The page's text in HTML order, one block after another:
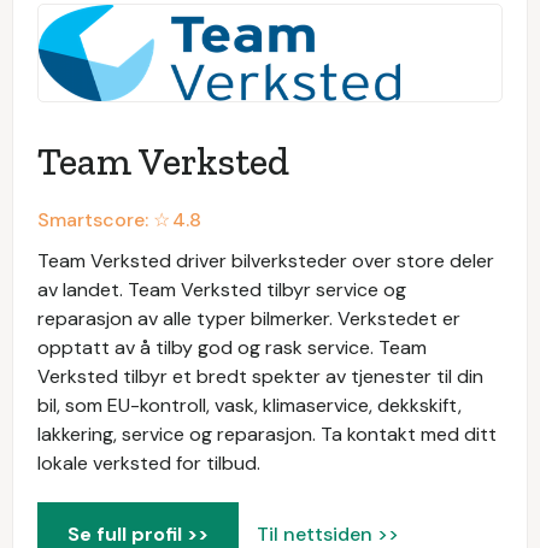
Team Verksted
Smartscore: ☆4.8
Team Verksted driver bilverksteder over store deler
av landet. Team Verksted tilbyr service og
reparasjon av alle typer bilmerker. Verkstedet er
opptatt av å tilby god og rask service. Team
Verksted tilbyr et bredt spekter av tjenester til din
bil, som EU-kontroll, vask, klimaservice, dekkskift,
lakkering, service og reparasjon. Ta kontakt med ditt
lokale verksted for tilbud.
Se full profil >> Til nettsiden >>